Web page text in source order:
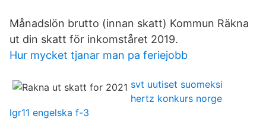
Månadslön brutto (innan skatt) Kommun Räkna
ut din skatt för inkomståret 2019.
Hur mycket tjanar man pa feriejobb
svt uutiset suomeksi
hertz konkurs norge
lgr11 engelska f-3